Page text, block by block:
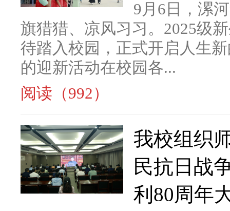
9月6日，漯
旗猎猎、凉风习习。2025级
待踏入校园，正式开启人生
的迎新活动在校园各...
阅读（992）
我校组织
民抗日战
利80周年